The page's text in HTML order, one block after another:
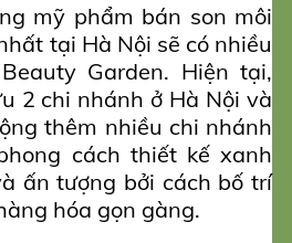
mỹ phẩm bán son môi
tại Hà Nội sẽ có nhiều
Garden. Hiện tại,
2 chi nhánh ở Hà Nội và
thêm nhiều chi nhánh
cách thiết kế xanh
ấn tượng bởi cách bố trí
hóa gọn gàng.